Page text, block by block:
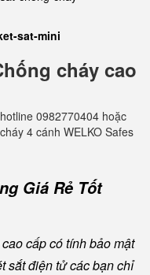
sat-mini
cháy cao
0982770404 hoặc
4 cánh WELKO Safes
Giá Rẻ Tốt
cấp có tính bảo mật
sắt điện tử các bạn chỉ